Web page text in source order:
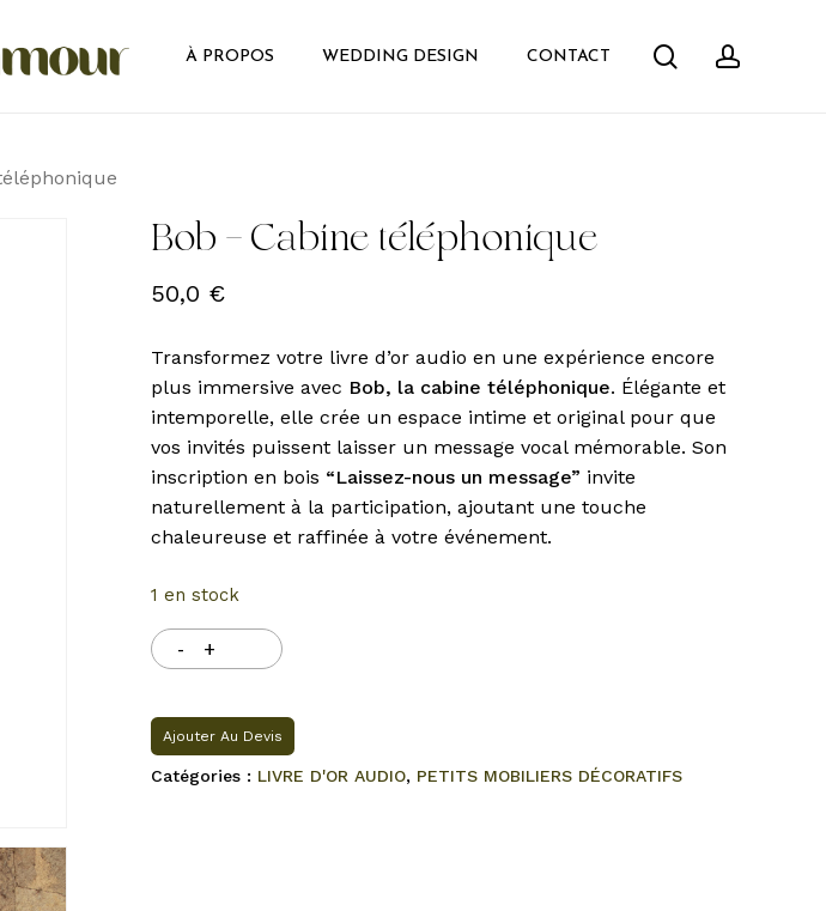
À PROPOS WEDDING DESIGN CONTACT search
Bob – Cabine téléphonique
50,0 €
Transformez votre livre d’or audio en une expérience encore
plus immersive avec Bob, la cabine téléphonique. Élégante et
intemporelle, elle crée un espace intime et original pour que
vos invités puissent laisser un message vocal mémorable. Son
inscription en bois “Laissez-nous un message” invite
naturellement à la participation, ajoutant une touche
chaleureuse et raffinée à votre événement.
1 en stock
Ajouter Au Devis
Catégories : LIVRE D'OR AUDIO, PETITS MOBILIERS DÉCORATIFS